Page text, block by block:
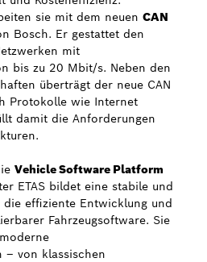
sie mit dem neuen CAN
Bosch. Er gestattet den
mit
bis zu 20 Mbit/s. Neben den
überträgt der neue CAN
Protokolle wie Internet
damit die Anforderungen
Vehicle Software Platform
ETAS bildet eine stabile und
effiziente Entwicklung und
Fahrzeugsoftware. Sie
– von klassischen